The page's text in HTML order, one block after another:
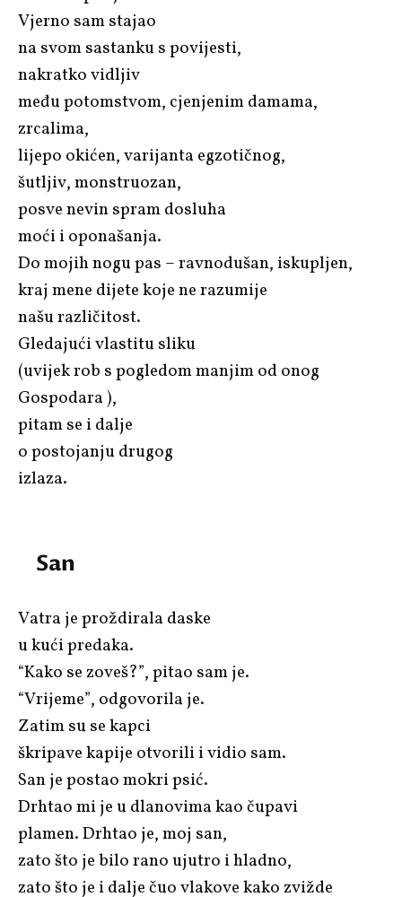
Vjerno sam stajao
na svom sastanku s povijesti,
nakratko vidljiv
među potomstvom, cjenjenim damama,
zrcalima,
lijepo okićen, varijanta egzotičnog,
šutljiv, monstruozan,
posve nevin spram dosluha
moći i oponašanja.
Do mojih nogu pas – ravnodušan, iskupljen,
kraj mene dijete koje ne razumije
našu različitost.
Gledajući vlastitu sliku
(uvijek rob s pogledom manjim od onog
Gospodara ),
pitam se i dalje
o postojanju drugog
izlaza.
San
Vatra je proždirala daske
u kući predaka.
“Kako se zoveš?”, pitao sam je.
“Vrijeme”, odgovorila je.
Zatim su se kapci
škripave kapije otvorili i vidio sam.
San je postao mokri psić.
Drhtao mi je u dlanovima kao čupavi
plamen. Drhtao je, moj san,
zato što je bilo rano ujutro i hladno,
zato što je i dalje čuo vlakove kako zvižde